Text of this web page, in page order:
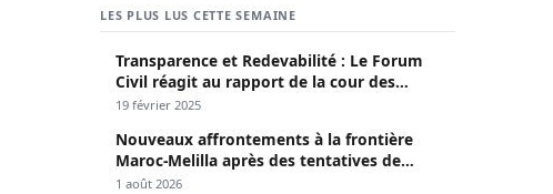
LES PLUS LUS CETTE SEMAINE
Transparence et Redevabilité : Le Forum
Civil réagit au rapport de la cour des
comptes
19 février 2025
Nouveaux affrontements à la frontière
Maroc-Melilla après des tentatives de
passage
1 août 2026